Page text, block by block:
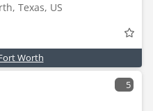
Texas, US
Worth
5